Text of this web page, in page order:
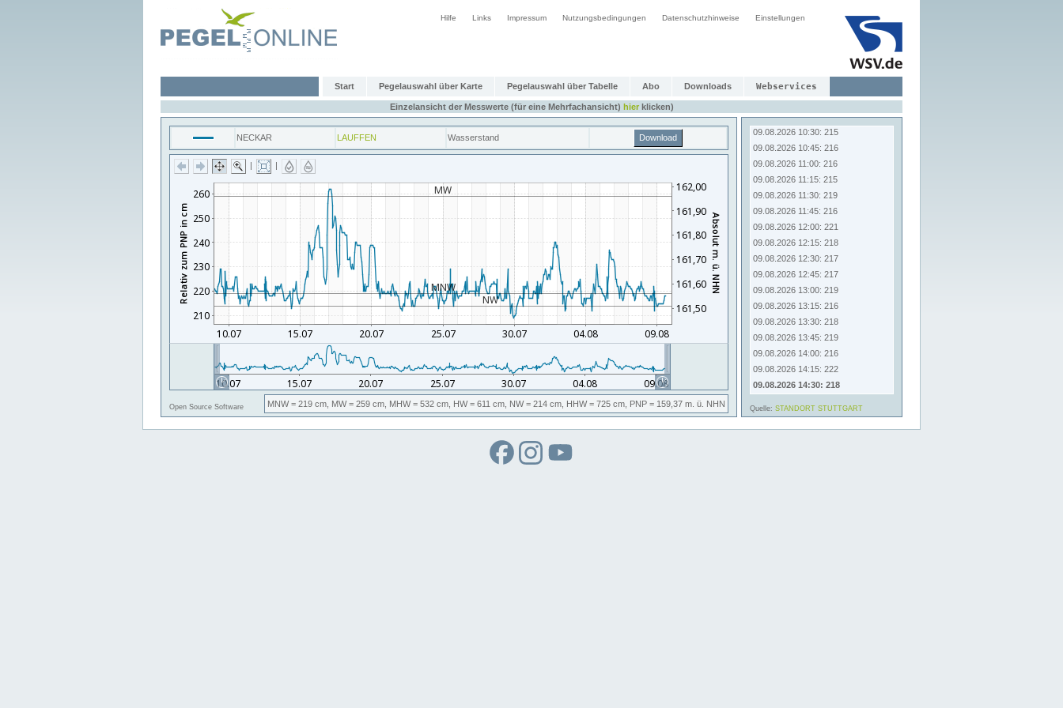
Hilfe Links Impressum Nutzungsbedingungen Datenschutzhinweise Einstellungen
Start Pegelauswahl über Karte Pegelauswahl über Tabelle Abo Downloads Webservices
Einzelansicht der Messwerte (für eine Mehrfachansicht) hierklicken)
NECKAR LAUFFEN Wasserstand Download
| |
Open Source Software MNW= 219 cm, MW= 259 cm, MHW= 532 cm, HW= 611 cm, NW= 214 cm, HHW= 725 cm, PNP = 159,37 m. ü. NHN
09.08.2026 08:45: 215
09.08.2026 09:45: 215
09.08.2026 10:00: 216
09.08.2026 10:15: 216
09.08.2026 10:30: 215
09.08.2026 10:45: 216
09.08.2026 11:00: 216
09.08.2026 11:15: 215
09.08.2026 11:30: 219
09.08.2026 11:45: 216
09.08.2026 12:00: 221
09.08.2026 12:15: 218
09.08.2026 12:30: 217
09.08.2026 12:45: 217
09.08.2026 13:00: 219
09.08.2026 13:15: 216
09.08.2026 13:30: 218
09.08.2026 13:45: 219
09.08.2026 14:00: 216
09.08.2026 14:15: 222
09.08.2026 14:30: 218
Quelle: STANDORT STUTTGART